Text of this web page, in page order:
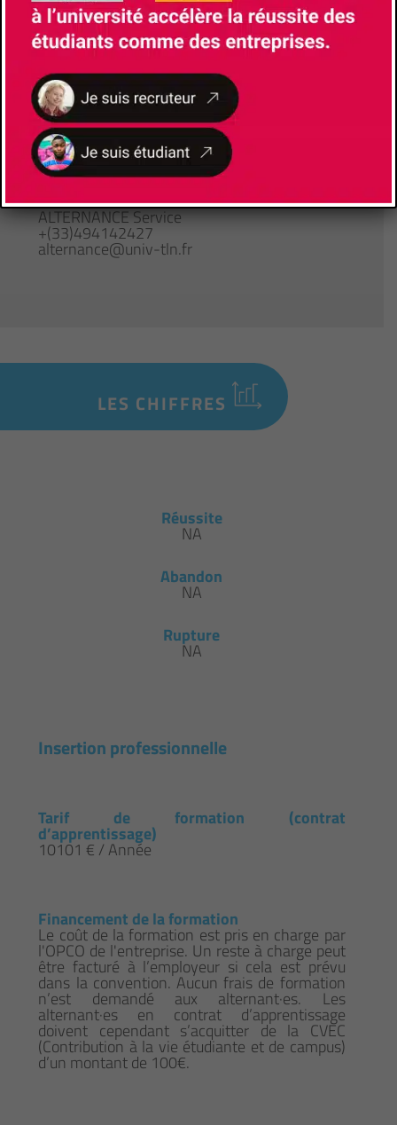
Responsable de Formation
KARAKACHIAN Lionel
Lieu de formation
Avenue de l'Université
83130
La Garde
Gestionnaire pédagogique
ALTERNANCE Service
+(33)494142427
alternance@univ-tln.fr
LES CHIFFRES
Réussite
NA
Abandon
NA
Rupture
NA
Insertion professionnelle
Tarif de formation (contrat
d’apprentissage)
10101 € / Année
Financement de la formation
Le coût de la formation est pris en charge par
l'OPCO de l'entreprise. Un reste à charge peut
être facturé à l’employeur si cela est prévu
dans la convention. Aucun frais de formation
n’est demandé aux alternant·es. Les
alternant·es en contrat d’apprentissage
doivent cependant s’acquitter de la CVEC
(Contribution à la vie étudiante et de campus)
d’un montant de 100€.